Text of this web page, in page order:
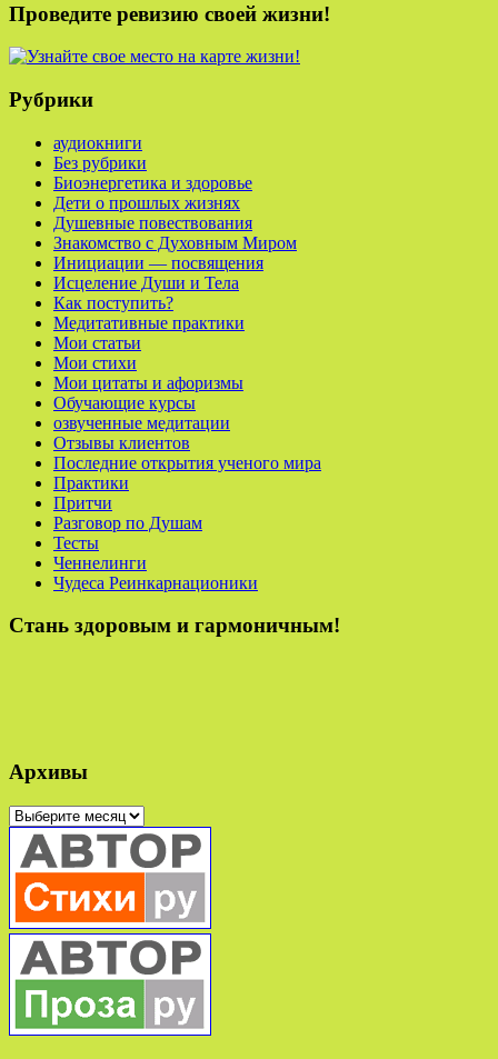
Проведите ревизию своей жизни!
Рубрики
аудиокниги
Без рубрики
Биоэнергетика и здоровье
Дети о прошлых жизнях
Душевные повествования
Знакомство с Духовным Миром
Инициации — посвящения
Исцеление Души и Тела
Как поступить?
Медитативные практики
Мои статьи
Мои стихи
Мои цитаты и афоризмы
Обучающие курсы
озвученные медитации
Отзывы клиентов
Последние открытия ученого мира
Практики
Притчи
Разговор по Душам
Тесты
Ченнелинги
Чудеса Реинкарнационики
Стань здоровым и гармоничным!
Архивы
Архивы